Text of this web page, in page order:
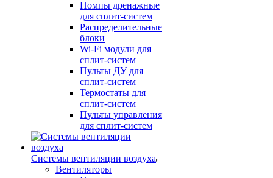
Помпы дренажные
для сплит-систем
Распределительные
блоки
Wi-Fi модули для
сплит-систем
Пульты ДУ для
сплит-систем
Термостаты для
сплит-систем
Пульты управления
для сплит-систем
Системы вентиляции воздуха
Вентиляторы